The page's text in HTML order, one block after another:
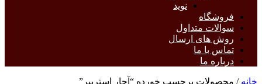
نوید
فروشگاه
سوالات متداول
روش های ارسال
تماس با ما
درباره ما
خانه / محصولات برچسب خورده “آچار استریپر”